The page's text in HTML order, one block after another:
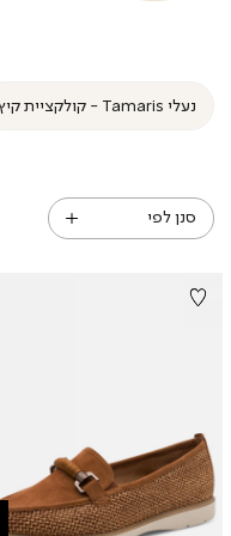
נעלי Tamaris - קולקציית קיץ
סנן לפי